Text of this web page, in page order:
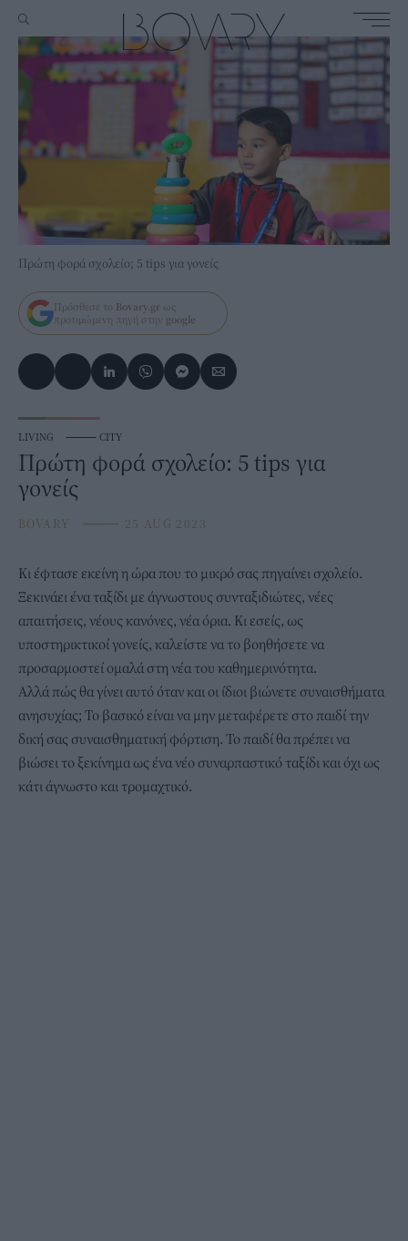
Πρώτη φορά σχολείο; 5 tips για γονείς
Πρόσθεσε το Bovary.gr ως
προτιμώμενη πηγή στην google
LIVING ⸻ CITY
Πρώτη φορά σχολείο: 5 tips για
γονείς
BOVARY ⸻ 25 AUG 2023
Κι έφτασε εκείνη η ώρα που το μικρό σας πηγαίνει σχολείο.
Ξεκινάει ένα ταξίδι με άγνωστους συνταξιδιώτες, νέες
απαιτήσεις, νέους κανόνες, νέα όρια. Κι εσείς, ως
υποστηρικτικοί γονείς, καλείστε να το βοηθήσετε να
προσαρμοστεί ομαλά στη νέα του καθημερινότητα.
Αλλά πώς θα γίνει αυτό όταν και οι ίδιοι βιώνετε συναισθήματα
ανησυχίας; Το βασικό είναι να μην μεταφέρετε στο παιδί την
δική σας συναισθηματική φόρτιση. Το παιδί θα πρέπει να
βιώσει το ξεκίνημα ως ένα νέο συναρπαστικό ταξίδι και όχι ως
κάτι άγνωστο και τρομαχτικό.